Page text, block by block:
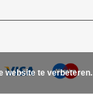
website te